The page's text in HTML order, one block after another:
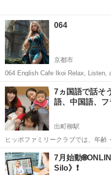
064
京都市
064 English Cafe Ikoi Relax, Listen, and Learn at English Cafe Iko At
English Cafe Iko, you can enjoy...
京都 京都市 その他 ケン
7ヵ国語で話そ
語、中国語、
出町柳駅
ヒッポファミリークラブでは、年齢
代の仲間たちが集まって、英語をは
語・フランス語・ドイツ語など『い
然に楽しく身につけています。また
京都 京都市 出町柳駅 そ
7月始動
Silo》❗